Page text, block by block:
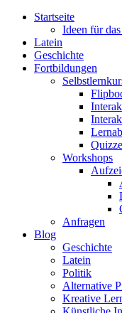
Startseite
Ideen für
Latein
Geschichte
Fortbildungen
Workshops
Anfragen
Blog
Geschichte
Latein
Politik
Alternative
Kreative